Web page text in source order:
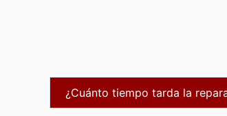
¿Cuánto tiempo tarda la